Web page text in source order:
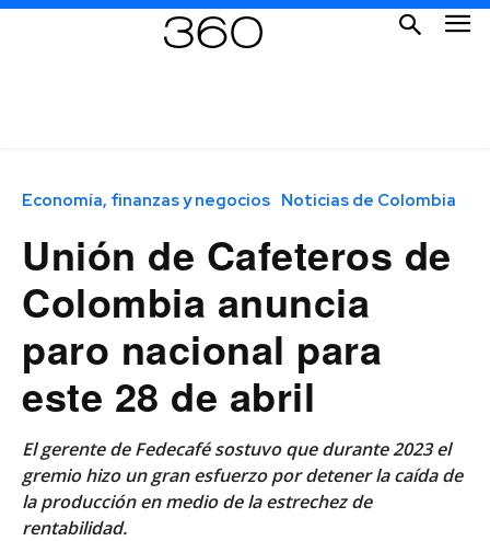
Economía, finanzas y negocios Noticias de Colombia
Unión de Cafeteros de
Colombia anuncia
paro nacional para
este 28 de abril
El gerente de Fedecafé sostuvo que durante 2023 el
gremio hizo un gran esfuerzo por detener la caída de
la producción en medio de la estrechez de
rentabilidad.